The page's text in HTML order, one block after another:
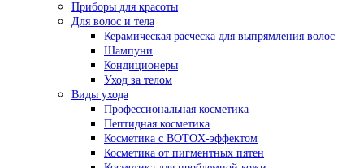
Приборы для красоты
Для волос и тела
Керамическая расческа для выпрямления волос
Шампуни
Кондиционеры
Уход за телом
Виды ухода
Профессиональная косметика
Пептидная косметика
Косметика с BOTOX-эффектом
Косметика от пигментных пятен